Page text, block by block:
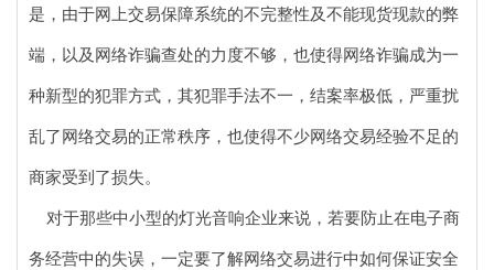
是，由于网上交易保障系统的不完整性及不能现货现款的弊
端，以及网络诈骗查处的力度不够，也使得网络诈骗成为一
种新型的犯罪方式，其犯罪手法不一，结案率极低，严重扰
乱了网络交易的正常秩序，也使得不少网络交易经验不足的
商家受到了损失。
对于那些中小型的灯光音响企业来说，若要防止在电子商
务经营中的失误，一定要了解网络交易进行中如何保证安全